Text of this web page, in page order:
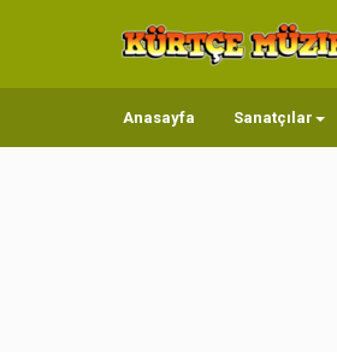
Anasayfa Sanatçılar